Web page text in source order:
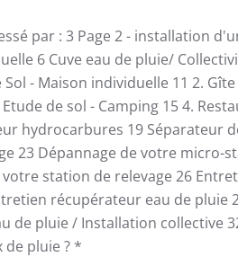
par : 3 Page 2 - installation
6 Cuve eau de pluie/
Sol - Maison individuelle 11 2.
Etude de sol - Camping 154.
hydrocarbures 19 Séparateur
23 Dépannage de votre micro-
station de relevage 26
récupérateur eau de pluie
de pluie / Installation collective
de pluie ? *